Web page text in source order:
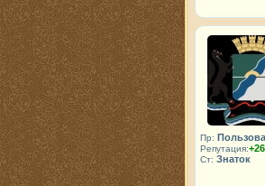
Пр:
Репутация:
Ст: Знаток